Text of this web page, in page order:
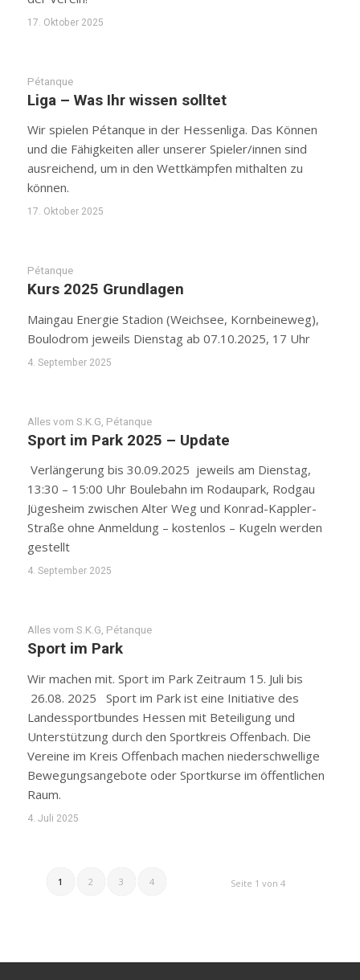
17. Oktober 2025
Pétanque
Liga – Was Ihr wissen solltet
Wir spielen Pétanque in der Hessenliga. Das Können
und die Fähigkeiten aller unserer Spieler/innen sind
ausreichend, um in den Wettkämpfen mithalten zu
können.
17. Oktober 2025
Pétanque
Kurs 2025 Grundlagen
Maingau Energie Stadion (Weichsee, Kornbeineweg),
Boulodrom jeweils Dienstag ab 07.10.2025, 17 Uhr
4. September 2025
Alles vom S.K.G Pétanque
Sport im Park 2025 – Update
Verlängerung bis 30.09.2025 jeweils am Dienstag,
13:30 – 15:00 Uhr Boulebahn im Rodaupark, Rodgau
Jügesheim zwischen Alter Weg und Konrad-Kappler-
Straße ohne Anmeldung – kostenlos – Kugeln werden
gestellt
4. September 2025
Alles vom S.K.G Pétanque
Sport im Park
Wir machen mit. Sport im Park Zeitraum 15. Juli bis
26.08. 2025 Sport im Park ist eine Initiative des
Landessportbundes Hessen mit Beteiligung und
Unterstützung durch den Sportkreis Offenbach. Die
Vereine im Kreis Offenbach machen niederschwellige
Bewegungsangebote oder Sportkurse im öffentlichen
Raum.
4. Juli 2025
Seite 1 von 4
1 2 3 4